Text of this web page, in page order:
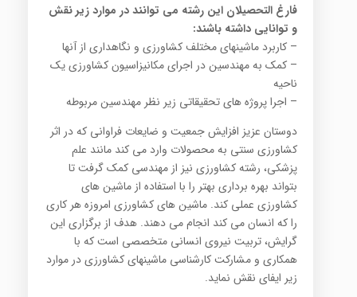
فارغ التحصیلان این رشته می توانند در موارد زیر نقش
و توانایی داشته باشند:
– کاربرد ماشینهای مختلف کشاورزی و نگاهداری از آنها
– کمک به مهندسین در اجرای مکانیزاسیون کشاورزی یک
ناحیه
– اجرا پروژه های تحقیقاتی زیر نظر مهندسین مربوطه
دوستان عزیز افزایش جمعیت و ضایعات فراوانی که در اثر
کشاورزی سنتی به محصولات وارد می کند مانند علم
پزشکی، رشته کشاورزی نیز از مهندسی کمک گرفت تا
بتواند بهره برداری بهتر را با استفاده از ماشین های
کشاورزی عملی کند. ماشین های کشاورزی امروزه هر کاری
را که انسان می کند انجام می دهند. هدف از برگزاری این
گرایش، تربیت نیروی انسانی متخصصی است که با
همکاری و مشارکت کارشناسی ماشینهای کشاورزی در موارد
زیر ایفای نقش نماید.